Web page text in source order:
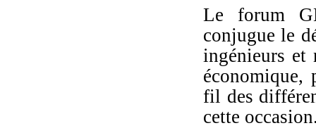
Le forum
conjugue le
ingénieurs et
fil des
cette